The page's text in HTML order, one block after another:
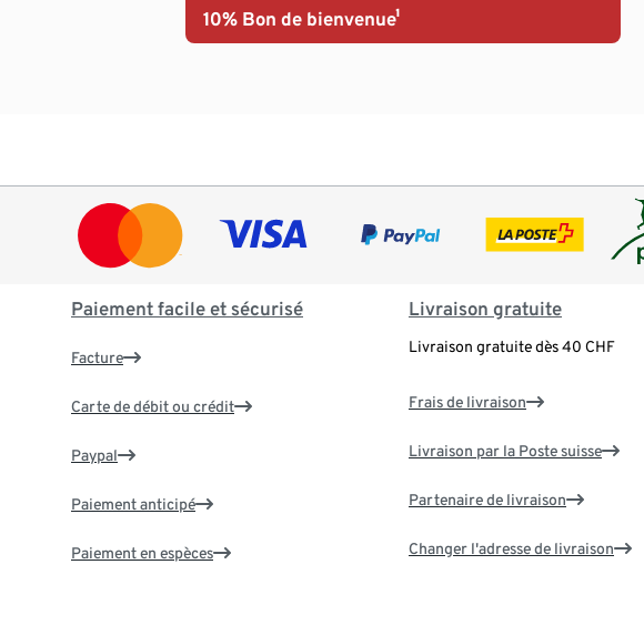
10% Bon de bienvenue¹
Paiement facile et sécurisé
Facture
Carte de débit ou crédit
Paypal
Paiement anticipé
Paiement en espèces
Livraison gratuite
Livraison gratuite dès 40 CHF
Frais de livraison
Livraison par la Poste suisse
Partenaire de livraison
Changer l'adresse de livraison